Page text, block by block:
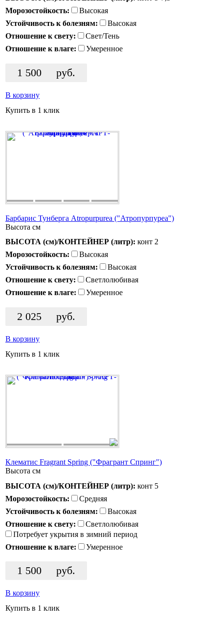
Морозостойкость:
Высокая
Устойчивость к болезням:
Высокая
Отношение к свету:
Свет/Тень
Отношение к влаге:
Умеренное
1 500 руб.
В корзину
Купить в 1 клик
Барбарис Тунберга Atropurpurea ("Атропурпуреа")
Высота см
ВЫСОТА (см)/КОНТЕЙНЕР (литр): конт 2
Морозостойкость:
Высокая
Устойчивость к болезням:
Высокая
Отношение к свету:
Светлолюбивая
Отношение к влаге:
Умеренное
2 025 руб.
В корзину
Купить в 1 клик
Клематис Fragrant Spring ("Фрагрант Спринг")
Высота см
ВЫСОТА (см)/КОНТЕЙНЕР (литр): конт 5
Морозостойкость:
Средняя
Устойчивость к болезням:
Высокая
Отношение к свету:
Светлолюбивая
Потребует укрытия в зимний период
Отношение к влаге:
Умеренное
1 500 руб.
В корзину
Купить в 1 клик